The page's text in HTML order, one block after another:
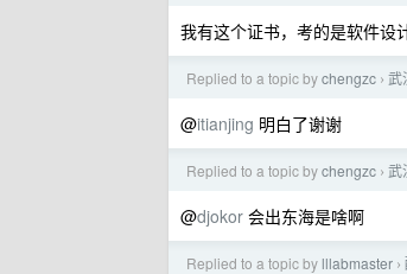
我有这个证书，考的是软件设
Replied to a topic bychengzc › 武
@itianjing 明白了谢谢
Replied to a topic bychengzc › 武
@djokor 会出东海是啥啊
Replied to a topic by lllabmaster ›